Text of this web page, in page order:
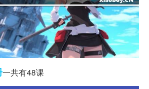
一共有48课